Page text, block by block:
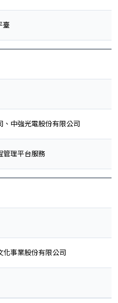
臺
、中強光電股份有限公司
管理平台服務
化事業股份有限公司